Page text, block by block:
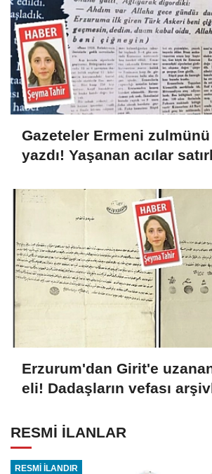
Gazeteler Ermeni zulmünü
yazdı! Yaşanan acılar
Erzurum'dan Girit'e
eli! Dadaşların vefası
RESMİ İLANLAR
RESMİ İLANDIR